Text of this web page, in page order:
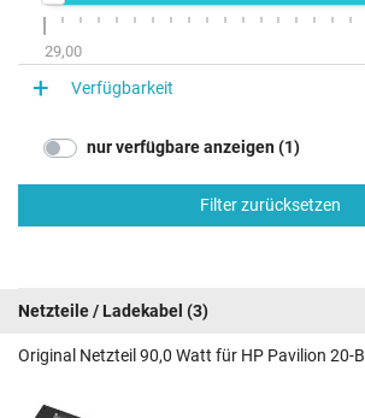
29,00
Verfügbarkeit
nur verfügbare anzeigen (1)
Filter zurücksetzen
Netzteile / Ladekabel (3)
Original Netzteil 90,0 Watt für HP Pavilion 20-B